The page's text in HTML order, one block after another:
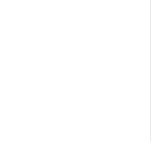
Önkormányzata
u. 16.